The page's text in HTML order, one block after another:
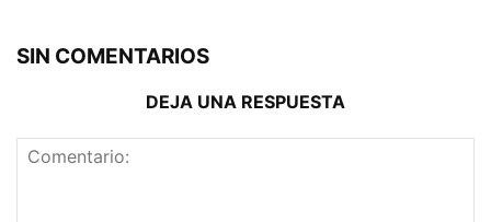
SIN COMENTARIOS
DEJA UNA RESPUESTA